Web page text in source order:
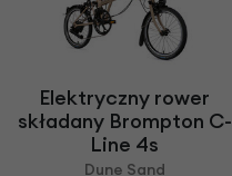
Elektryczny rower
składany Brompton C-
Line 4s
Dune Sand